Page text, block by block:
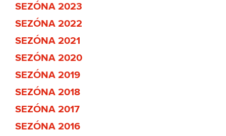
SEZÓNA 2023
SEZÓNA 2022
SEZÓNA 2021
SEZÓNA 2020
SEZÓNA 2019
SEZÓNA 2018
SEZÓNA 2017
SEZÓNA 2016